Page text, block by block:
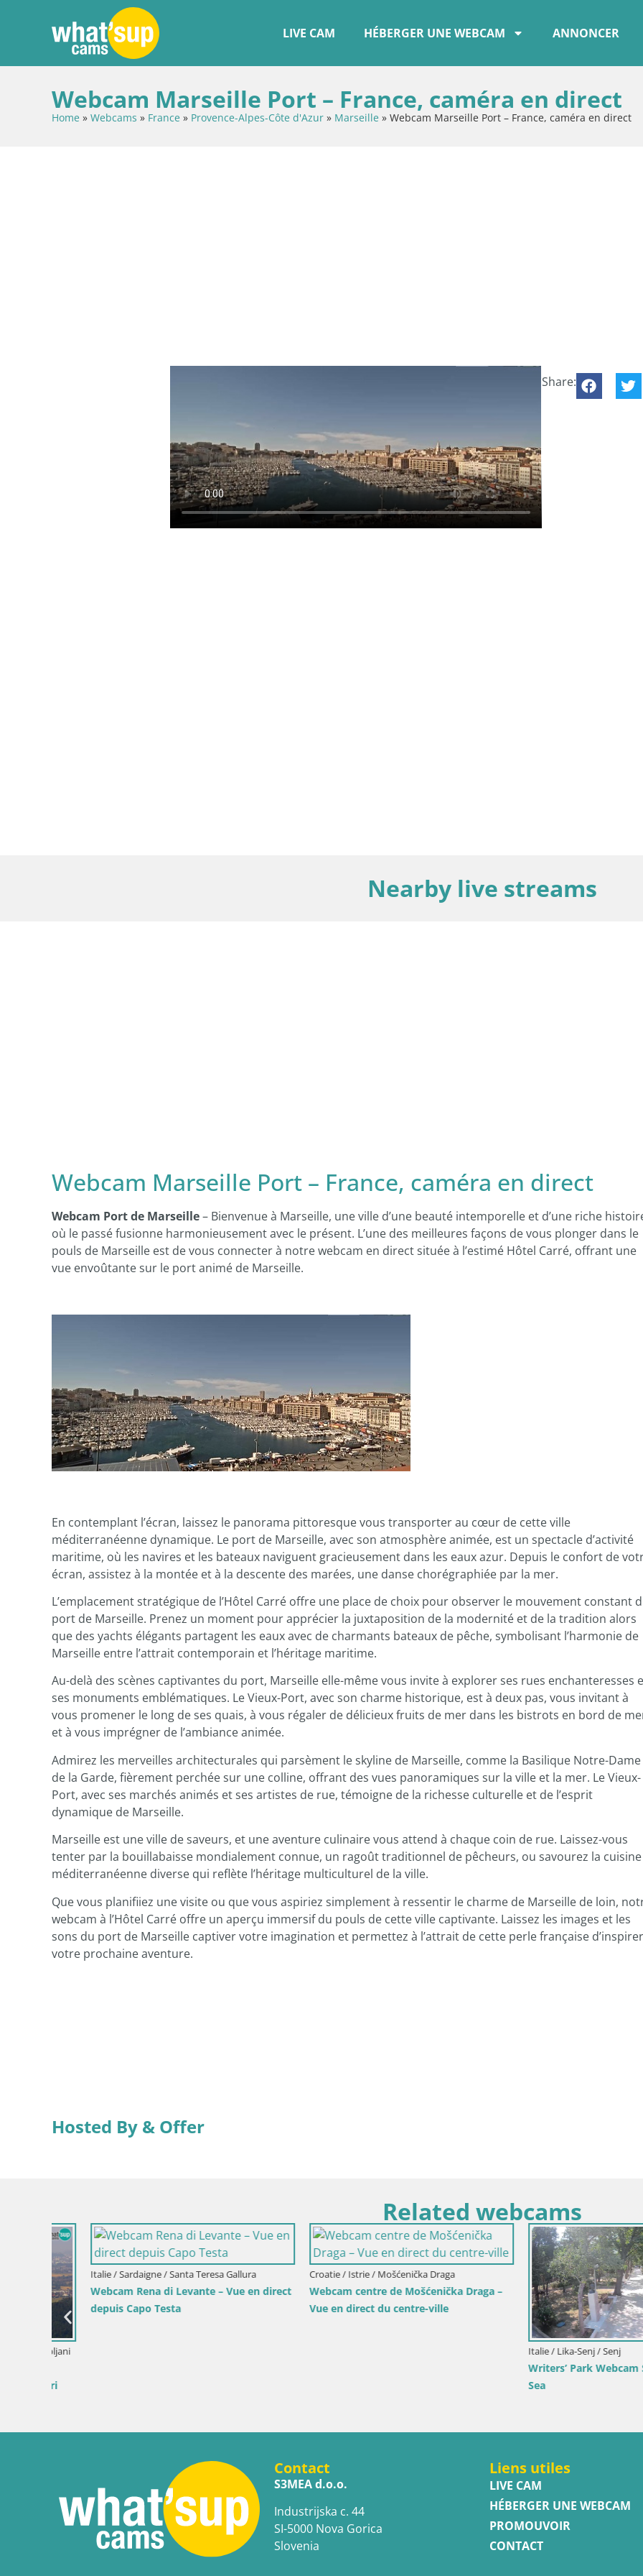
LIVE CAM HÉBERGER UNE WEBCAM ANNONCER
Webcam Marseille Port – France, caméra en direct
Home » Webcams » France » Provence-Alpes-Côte d'Azur » Marseille » Webcam Marseille Port – France, caméra en direct
Share:
Nearby live streams
Webcam Marseille Port – France, caméra en direct
Webcam Port de Marseille– Bienvenue à Marseille, une ville d’une beauté intemporelle et d’une riche
où le passé fusionne harmonieusement avec le présent. L’une des meilleures façons de vous plonger dans le
pouls de Marseille est de vous connecter à notre webcam en direct située à l’estimé Hôtel Carré, offrant une
vue envoûtante sur le port animé de Marseille.
En contemplant l’écran, laissez le panorama pittoresque vous transporter au cœur de cette ville
méditerranéenne dynamique. Le port de Marseille, avec son atmosphère animée, est un spectacle d’activité
maritime, où les navires et les bateaux naviguent gracieusement dans les eaux azur. Depuis le confort de
écran, assistez à la montée et à la descente des marées, une danse chorégraphiée par la mer.
L’emplacement stratégique de l’Hôtel Carré offre une place de choix pour observer le mouvement constant
port de Marseille. Prenez un moment pour apprécier la juxtaposition de la modernité et de la tradition alors
que des yachts élégants partagent les eaux avec de charmants bateaux de pêche, symbolisant l’harmonie de
Marseille entre l’attrait contemporain et l’héritage maritime.
Au-delà des scènes captivantes du port, Marseille elle-même vous invite à explorer ses rues enchanteresses
ses monuments emblématiques. Le Vieux-Port, avec son charme historique, est à deux pas, vous invitant à
vous promener le long de ses quais, à vous régaler de délicieux fruits de mer dans les bistrots en bord de
et à vous imprégner de l’ambiance animée.
Admirez les merveilles architecturales qui parsèment le skyline de Marseille, comme la Basilique Notre-Dame
de la Garde, fièrement perchée sur une colline, offrant des vues panoramiques sur la ville et la mer. Le Vieux-
Port, avec ses marchés animés et ses artistes de rue, témoigne de la richesse culturelle et de l’esprit
dynamique de Marseille.
Marseille est une ville de saveurs, et une aventure culinaire vous attend à chaque coin de rue. Laissez-vous
tenter par la bouillabaisse mondialement connue, un ragoût traditionnel de pêcheurs, ou savourez la cuisine
méditerranéenne diverse qui reflète l’héritage multiculturel de la ville.
Que vous planifiiez une visite ou que vous aspiriez simplement à ressentir le charme de Marseille de loin,
webcam à l’Hôtel Carré offre un aperçu immersif du pouls de cette ville captivante. Laissez les images et les
sons du port de Marseille captiver votre imagination et permettez à l’attrait de cette perle française d’inspirer
votre prochaine aventure.
Hosted By & Offer
Related webcams
Croatie / Istrie / Mošćenička Draga
Webcam centre de Mošćenička Draga –
Vue en direct du centre-ville
Croatie / Lika-Senj / Senj
Webcam Senj en direct – Parc
Écrivains et canal du Velebit
Contact
S3MEA d.o.o.
Industrijska c. 44
SI-5000 Nova Gorica
Slovenia
Liens utiles
LIVE CAM
HÉBERGER UNE WEBCAM
PROMOUVOIR
CONTACT